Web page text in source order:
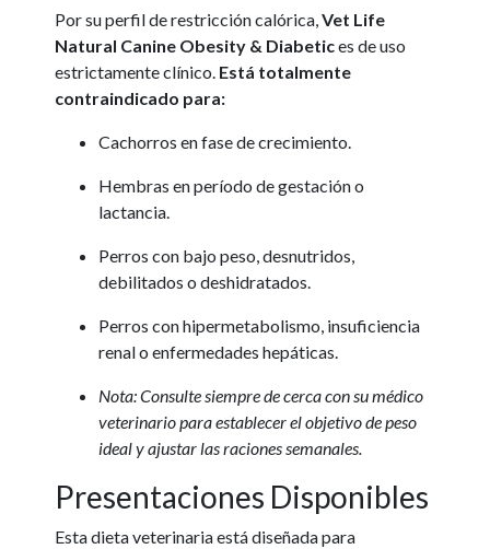
Por su perfil de restricción calórica,Vet Life
Natural Canine Obesity & Diabetices de uso
estrictamente clínico. Está totalmente
contraindicado para:
Cachorros en fase de crecimiento.
Hembras en período de gestación o
lactancia.
Perros con bajo peso, desnutridos,
debilitados o deshidratados.
Perros con hipermetabolismo, insuficiencia
renal o enfermedades hepáticas.
Nota: Consulte siempre de cerca con su médico
veterinario para establecer el objetivo de peso
ideal y ajustar las raciones semanales.
Presentaciones Disponibles
Esta dieta veterinaria está diseñada para